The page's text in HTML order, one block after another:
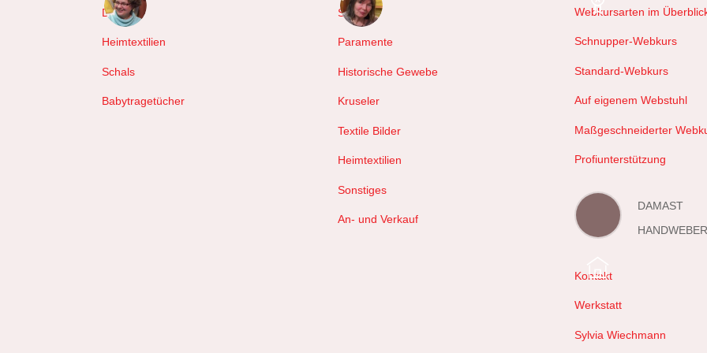
Decken
Heimtextilien
Schals
Babytragetücher
Schals
Paramente
Historische Gewebe
Kruseler
Textile Bilder
Heimtextilien
Sonstiges
An- und Verkauf
Webkursarten im
Schnupper-Webkurs
Standard-Webkurs
Auf eigenem Webstuhl
Maßgeschneiderter
Profiunterstützung
DAMAST
Kontakt
Werkstatt
Sylvia Wiechmann